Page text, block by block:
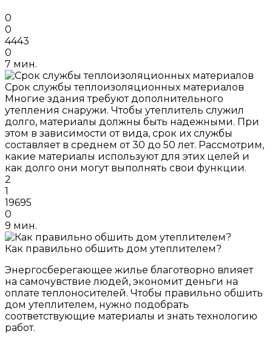
0
0
4443
0
7 мин.
Срок службы теплоизоляционных материалов
Многие здания требуют дополнительного
утепления снаружи. Чтобы утеплитель служил
долго, материалы должны быть надежными. При
этом в зависимости от вида, срок их службы
составляет в среднем от 30 до 50 лет. Рассмотрим,
какие материалы используют для этих целей и
как долго они могут выполнять свои функции.
2
1
19695
0
9 мин.
Как правильно обшить дом утеплителем?
Энергосберегающее жилье благотворно влияет
на самочувствие людей, экономит деньги на
оплате теплоносителей. Чтобы правильно обшить
дом утеплителем, нужно подобрать
соответствующие материалы и знать технологию
работ.